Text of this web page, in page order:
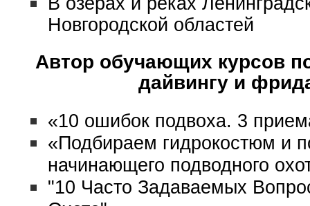
Новгородской областей
Автор обучающих курсов
дайвингу и
«10 ошибок подвоха. 3
«Подбираем гидрокостюм и
начинающего подводного
"10 Часто Задаваемых